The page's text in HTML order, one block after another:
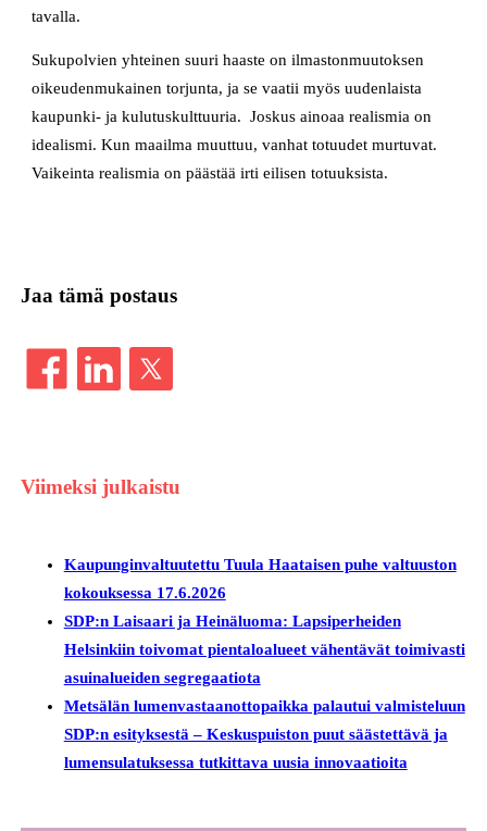
tavalla.
Sukupolvien yhteinen suuri haaste on ilmastonmuutoksen
oikeudenmukainen torjunta, ja se vaatii myös uudenlaista
kaupunki- ja kulutuskulttuuria. Joskus ainoaa realismia on
idealismi. Kun maailma muuttuu, vanhat totuudet murtuvat.
Vaikeinta realismia on päästää irti eilisen totuuksista.
Jaa tämä postaus
Viimeksi julkaistu
Kaupunginvaltuutettu Tuula Haataisen puhe valtuuston
kokouksessa 17.6.2026
SDP:n Laisaari ja Heinäluoma: Lapsiperheiden
Helsinkiin toivomat pientaloalueet vähentävät toimivasti
asuinalueiden segregaatiota
Metsälän lumenvastaanottopaikka palautui valmisteluun
SDP:n esityksestä – Keskuspuiston puut säästettävä ja
lumensulatuksessa tutkittava uusia innovaatioita